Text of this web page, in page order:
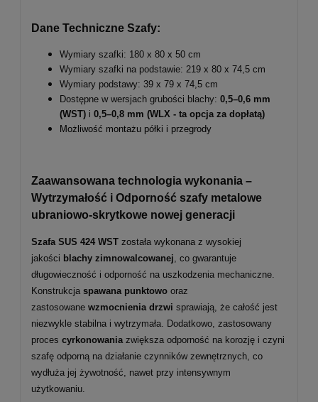
Dane Techniczne Szafy:
Wymiary szafki: 180 x 80 x 50 cm
Wymiary szafki na podstawie: 219 x 80 x 74,5 cm
Wymiary podstawy: 39 x 79 x 74,5 cm
Dostępne w wersjach grubości blachy: 0,5–0,6 mm
(WST) i 0,5–0,8 mm (WLX - ta opcja za dopłatą)
Możliwość montażu półki i przegrody
Zaawansowana technologia wykonania –
Wytrzymałość i Odporność szafy metalowe
ubraniowo-skrytkowe nowej generacji
Szafa SUS 424 WST została wykonana z wysokiej
jakości blachy zimnowalcowanej , co gwarantuje
długowieczność i odporność na uszkodzenia mechaniczne.
Konstrukcja spawana punktowo oraz
zastosowane wzmocnienia drzwi sprawiają, że całość jest
niezwykle stabilna i wytrzymała. Dodatkowo, zastosowany
proces cyrkonowania zwiększa odporność na korozję i czyni
szafę odporną na działanie czynników zewnętrznych, co
wydłuża jej żywotność, nawet przy intensywnym
użytkowaniu.